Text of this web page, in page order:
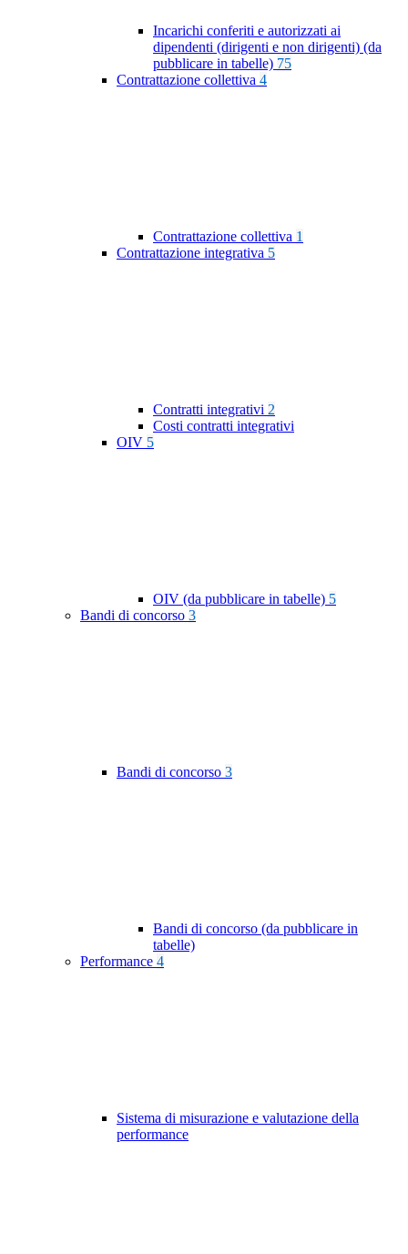
Incarichi conferiti e autorizzati ai
dipendenti (dirigenti e non dirigenti) (da
pubblicare in tabelle) 75
Contrattazione collettiva 4
Contrattazione collettiva 1
Contrattazione integrativa 5
Contratti integrativi 2
Costi contratti integrativi
OIV 5
OIV (da pubblicare in tabelle) 5
Bandi di concorso 3
Bandi di concorso 3
Bandi di concorso (da pubblicare in
tabelle)
Performance 4
Sistema di misurazione e valutazione della
performance